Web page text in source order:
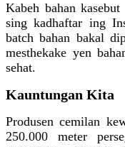
Kabeh bahan
sing kadhaftar ing
batch bahan bakal
mesthekake yen
sehat.
Kauntungan Kita
Produsen cemilan
250.000 meter